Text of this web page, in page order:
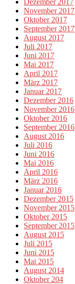
November 2017
Oktober 2017
September 2017
August 2017
Juli 2017
Juni 2017
Mai 2017
April 2017
März 2017
Januar 2017
Dezember 2016
November 2016
Oktober 2016
September 2016
August 2016
Juli 2016
Juni 2016
Mai 2016
April 2016
März 2016
Januar 2016
Dezember 2015
November 2015
Oktober 2015
September 2015
August 2015
Juli 2015
Juni 2015
Mai 2015
August 2014
Oktober 204